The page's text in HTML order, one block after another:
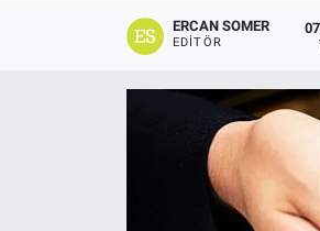
ERCAN SOMER
EDITÖR
Son Dakika Haberleri